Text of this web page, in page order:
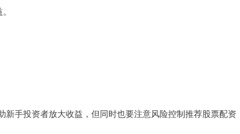
新手投资者放大收益，但同时也要注意风险控制推荐股票配